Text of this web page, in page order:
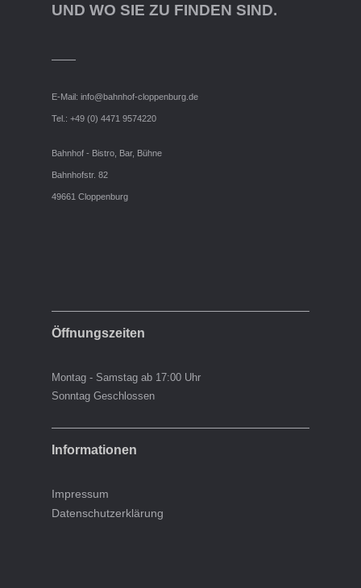
UND WO SIE ZU FINDEN SIND.
E-Mail: info@bahnhof-cloppenburg.de
Tel.: +49 (0) 4471 9574220
Bahnhof - Bistro, Bar, Bühne
Bahnhofstr. 82
49661 Cloppenburg
Öffnungszeiten
Montag - Samstag ab 17:00 Uhr
Sonntag Geschlossen
Informationen
Impressum
Datenschutzerklärung